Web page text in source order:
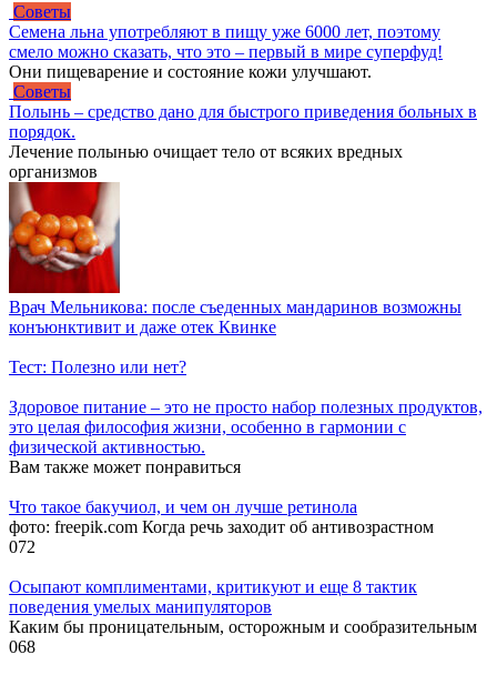
Советы
Семена льна употребляют в пищу уже 6000 лет, поэтому
смело можно сказать, что это – первый в мире суперфуд!
Они пищеварение и состояние кожи улучшают.
Советы
Полынь – средство дано для быстрого приведения больных в
порядок.
Лечение полынью очищает тело от всяких вредных
организмов
Врач Мельникова: после съеденных мандаринов возможны
конъюнктивит и даже отек Квинке
Тест: Полезно или нет?
Здоровое питание – это не просто набор полезных продуктов,
это целая философия жизни, особенно в гармонии с
физической активностью.
Вам также может понравиться
Что такое бакучиол, и чем он лучше ретинола
фото: freepik.com Когда речь заходит об антивозрастном
072
Осыпают комплиментами, критикуют и еще 8 тактик
поведения умелых манипуляторов
Каким бы проницательным, осторожным и сообразительным
068